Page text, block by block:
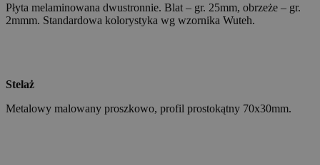
Płyta melaminowana dwustronnie. Blat – gr. 25mm, obrzeże – gr.
2mmm. Standardowa kolorystyka wg wzornika Wuteh.
Stelaż
Metalowy malowany proszkowo, profil prostokątny 70x30mm.